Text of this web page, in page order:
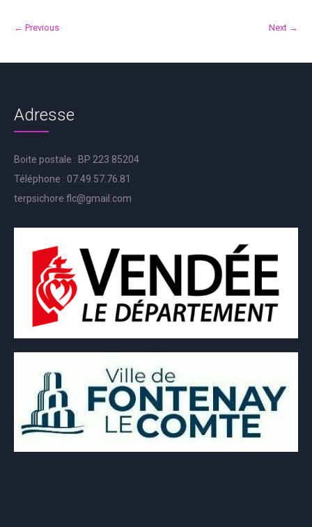
← Previous Next →
Adresse
Boite postale : BP 223 85204
Téléphone : 07.49.57.76.81
terpsichore.flc@gmail.com